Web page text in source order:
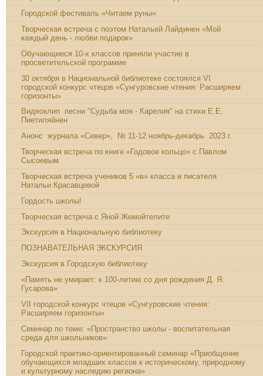
Городской фестиваль «Читаем руны»
Творческая встреча с поэтом Натальей Лайдинен «Мой
каждый день - любви подарок»
Обучающиеся 10-х классов приняли участие в
просветительской программе
30 октября в Национальной библиотеке состоялся VI
городской конкурс чтецов «Сунгуровские чтения: Расширяем
горизонты»
Видеоклип песни "Судьба моя - Карелия" на стихи Е.Е.
Пиетиляйнен
Анонс журнала «Север», № 11-12 ноябрь-декабрь 2023 г.
Творческая встреча по книге «Годовое кольцо» с Павлом
Сысоевым
Творческая встреча учеников 5 «в» класса и писателя
Натальи Красавцевой
Гордость школы!
Творческая встреча с Яной Жемойтелите
Экскурсия в Национальную библиотеку
ПОЗНАВАТЕЛЬНАЯ ЭКСКУРСИЯ
Экскурсия в Городскую библиотеку
«Память не умирает: к 100-летию со дня рождения Д. Я.
Гусарова»
VII городской конкурс чтецов «Сунгуровские чтения:
Расширяем горизонты»
Семинар по теме: «Пространство школы - воспитательная
среда для школьников»
Городской практико-ориентированный семинар «Приобщение
обучающихся младших классов к историческому, природному
и культурному наследию региона»